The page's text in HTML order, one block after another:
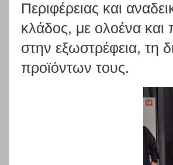
Περιφέρειας και
κλάδος, με ολοένα και
στην εξωστρέφεια, τη
προϊόντων τους.